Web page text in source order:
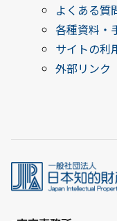
よくある質
各種資料・
サイトの利
外部リンク